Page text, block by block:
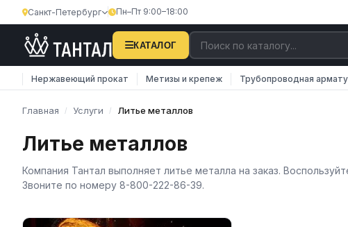
Санкт-Петербург Пн–Пт 9:00–18:00
КАТАЛОГ
Нержавеющий прокат Метизы и крепеж Трубопроводная
Главная / Услуги / Литье металлов
Литье металлов
Компания Тантал выполняет литье металла на заказ.
Звоните по номеру 8-800-222-86-39.